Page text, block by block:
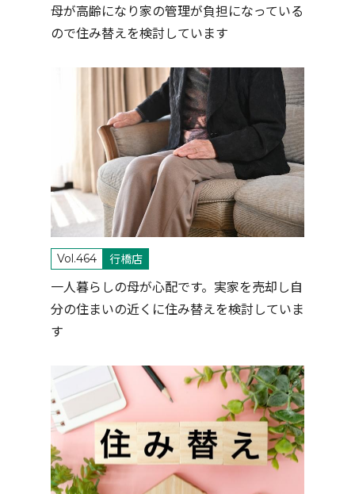
母が高齢になり家の管理が負担になっている
ので住み替えを検討しています
Vol.464 行橋店
一人暮らしの母が心配です。実家を売却し自
分の住まいの近くに住み替えを検討していま
す